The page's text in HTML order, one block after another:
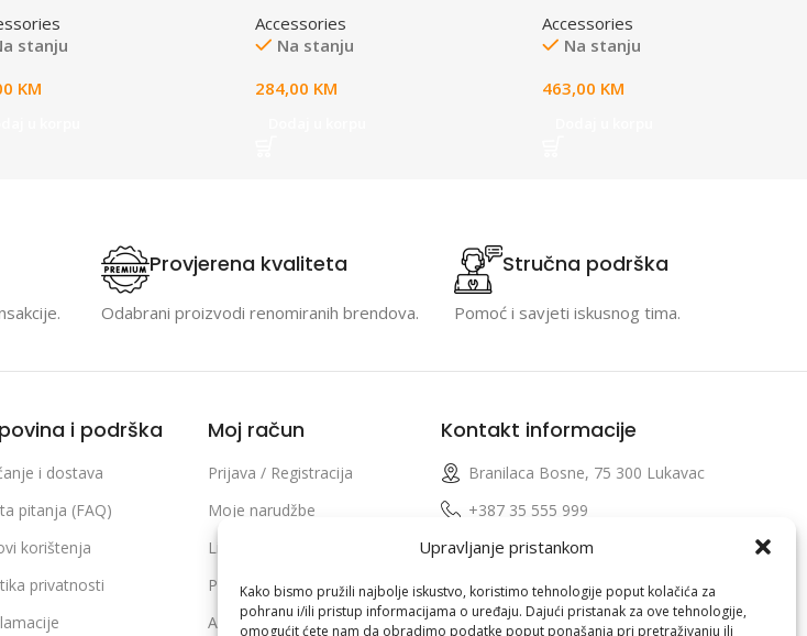
Upravljanje pristankom
Kako bismo pružili najbolje iskustvo, koristimo tehnologije poput kolačića za
pohranu i/ili pristup informacijama o uređaju. Dajući pristanak za ove tehnologije,
omogućit ćete nam da obradimo podatke poput ponašanja pri pretraživanju ili
stanju
KM
Accessories
Na stanju
284,00 KM
Accessories
Na stanju
463,00 KM
Provjerena kvaliteta
Odabrani proizvodi renomiranih brendova.
Stručna podrška
Pomoć i savjeti iskusnog tima.
i podrška
i dostava
pitanja (FAQ)
korištenja
privatnosti
Moj račun
Prijava / Registracija
Moje narudžbe
Lista želja
Poređenje proizvoda
Adrese i podaci profila
Kontakt informacije
Branilaca Bosne, 75 300 Lukavac
+387 35 555 999
info@pconer.ba
ID: 4210115760008
PDV : 210115760008